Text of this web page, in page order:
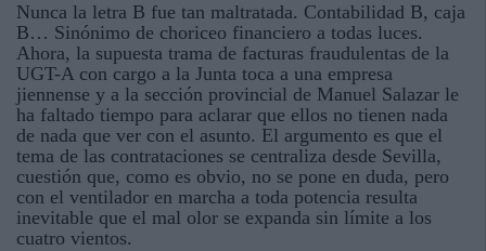
Nunca la letra B fue tan maltratada. Contabilidad B, caja
B… Sinónimo de choriceo financiero a todas luces.
Ahora, la supuesta trama de facturas fraudulentas de la
UGT-A con cargo a la Junta toca a una empresa
jiennense y a la sección provincial de Manuel Salazar le
ha faltado tiempo para aclarar que ellos no tienen nada
de nada que ver con el asunto. El argumento es que el
tema de las contrataciones se centraliza desde Sevilla,
cuestión que, como es obvio, no se pone en duda, pero
con el ventilador en marcha a toda potencia resulta
inevitable que el mal olor se expanda sin límite a los
cuatro vientos.